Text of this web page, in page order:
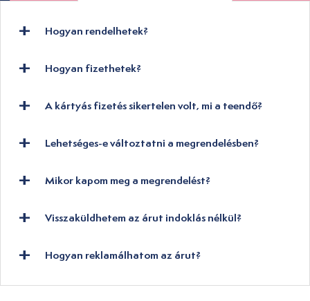
Hogyan rendelhetek?
Hogyan fizethetek?
A kártyás fizetés sikertelen volt, mi a teendő?
Lehetséges-e változtatni a megrendelésben?
Mikor kapom meg a megrendelést?
Visszaküldhetem az árut indoklás nélkül?
Hogyan reklamálhatom az árut?